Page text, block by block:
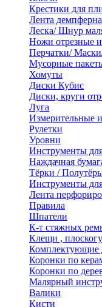
Крестики для
Лента
Леска/ Шнур
Ножи отрезные
Перчатки/
Мусорные
Хомуты
Диски Кубис
Диски, круги
Луга
Измерительные
Рулетки
Уровни
Инструменты
Наждачная
Тёрки /
Инструменты
Лента
Правила
Шпатели
К-т стяжных
Клещи ,
Комплектующие
Коронки по
Коронки по
Малярный
Валики
Кисти